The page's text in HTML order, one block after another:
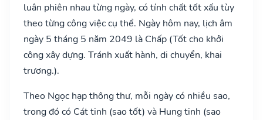
luân phiên nhau từng ngày, có tính chất tốt xấu tùy
theo từng công việc cụ thể. Ngày hôm nay, lịch âm
ngày 5 tháng 5 năm 2049 là Chấp (Tốt cho khởi
công xây dựng. Tránh xuất hành, di chuyển, khai
trương.).
Theo Ngọc hạp thông thư, mỗi ngày có nhiều sao,
trong đó có Cát tinh (sao tốt) và Hung tinh (sao